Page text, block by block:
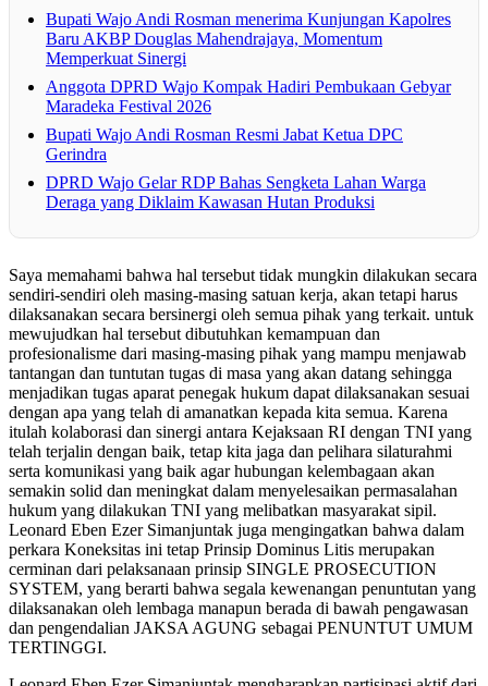
Bupati Wajo Andi Rosman menerima Kunjungan Kapolres
Baru AKBP Douglas Mahendrajaya, Momentum
Memperkuat Sinergi
Anggota DPRD Wajo Kompak Hadiri Pembukaan Gebyar
Maradeka Festival 2026
Bupati Wajo Andi Rosman Resmi Jabat Ketua DPC
Gerindra
DPRD Wajo Gelar RDP Bahas Sengketa Lahan Warga
Deraga yang Diklaim Kawasan Hutan Produksi
Saya memahami bahwa hal tersebut tidak mungkin dilakukan secara
sendiri-sendiri oleh masing-masing satuan kerja, akan tetapi harus
dilaksanakan secara bersinergi oleh semua pihak yang terkait. untuk
mewujudkan hal tersebut dibutuhkan kemampuan dan
profesionalisme dari masing-masing pihak yang mampu menjawab
tantangan dan tuntutan tugas di masa yang akan datang sehingga
menjadikan tugas aparat penegak hukum dapat dilaksanakan sesuai
dengan apa yang telah di amanatkan kepada kita semua. Karena
itulah kolaborasi dan sinergi antara Kejaksaan RI dengan TNI yang
telah terjalin dengan baik, tetap kita jaga dan pelihara silaturahmi
serta komunikasi yang baik agar hubungan kelembagaan akan
semakin solid dan meningkat dalam menyelesaikan permasalahan
hukum yang dilakukan TNI yang melibatkan masyarakat sipil.
Leonard Eben Ezer Simanjuntak juga mengingatkan bahwa dalam
perkara Koneksitas ini tetap Prinsip Dominus Litis merupakan
cerminan dari pelaksanaan prinsip SINGLE PROSECUTION
SYSTEM, yang berarti bahwa segala kewenangan penuntutan yang
dilaksanakan oleh lembaga manapun berada di bawah pengawasan
dan pengendalian JAKSA AGUNG sebagai PENUNTUT UMUM
TERTINGGI.